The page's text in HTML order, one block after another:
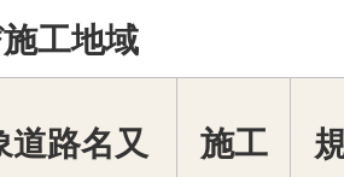
工地域
道路名又
施工